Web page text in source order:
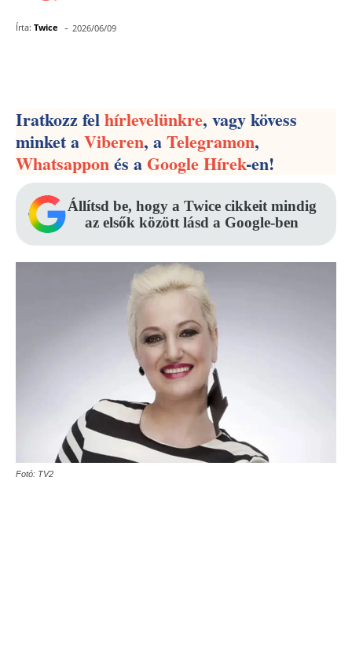
Írta: Twice - 2026/06/09
Iratkozz felhírlevelünkre, vagy kövess
minket aViberen, aTelegramon,
Whatsapponés aGoogle Hírek-en!
Állítsd be, hogy a Twice cikkeit mindig
az elsők között lásd a Google-ben
Fotó: TV2